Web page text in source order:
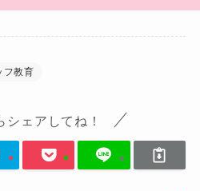
フ教育
シェアしてね！